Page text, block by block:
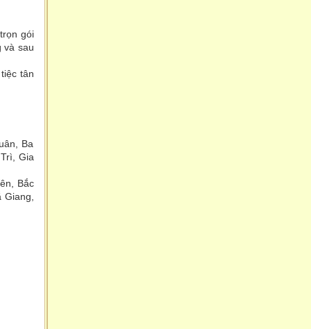
trọn gói
và sau
tân
Ba
Gia
Bắc
Giang,